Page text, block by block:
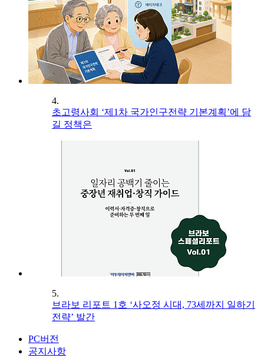
4.
초고령사회 ‘제1차 국가인구전략 기본계획’에 담
길 정책은
5.
브라보 리포트 1호 ‘사오정 시대, 73세까지 일하기
전략’ 발간
PC버전
공지사항